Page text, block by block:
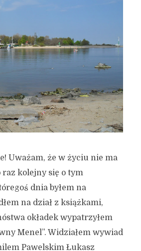
Uważam, że w życiu nie ma
kolejny się o tym
dnia byłem na
na dział z książkami,
okładek wypatrzyłem
Menel”. Widziałem wywiad
Pawelskim Łukasz